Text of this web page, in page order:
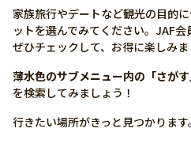
家族旅行やデートなど観光の目的
ットを選んでみてください。JAF
ぜひチェックして、お得に楽しみま
薄水色のサブメニュー内の「さがす
を検索してみましょう！
行きたい場所がきっと見つかります。